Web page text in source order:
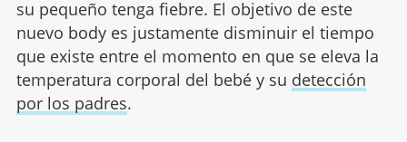
su pequeño tenga fiebre. El objetivo de este
nuevo body es justamente disminuir el tiempo
que existe entre el momento en que se eleva la
temperatura corporal del bebé y su detección
por los padres.